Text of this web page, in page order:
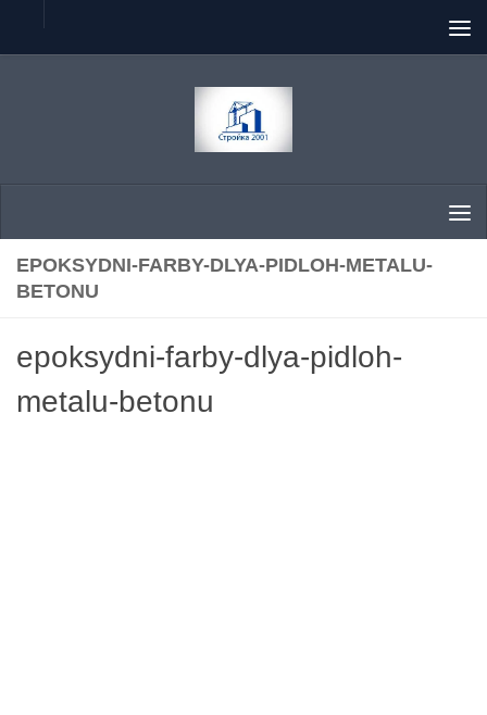
Skip to content
EPOKSYDNI-FARBY-DLYA-PIDLOH-METALU-
BETONU
epoksydni-farby-dlya-pidloh-
metalu-betonu